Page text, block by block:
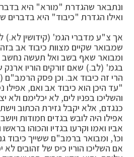
ונתבאר שהגדרת "מורא" היא
ואילו הגדרת "כיבוד" היא בדברים
אך צ"ע מדברי הגמ' (קידושין לא.)
שמבואר שקיים מצוות כיבוד אב
ומבואר שאף בשב ואל תעשה נחשב
בגמ' (לב.) שאם זורקים הוריו ארנק
הרי זה כיבוד אב. וכן פסק
"עד היכן הוא כיבוד אב ואם, אפילו
והשליכו בפניו לים, לא יכלימם ולא
כנגדם, אלא יקבל גזירת הכתוב
אפילו היה לובש בגדים חמודות
אביו ואמו וקרעו בגדיו והכוהו
וכו', ומבואר ברמב"ם ששייך כיבוד
אם השליכו הוריו כיס של זהובים לא